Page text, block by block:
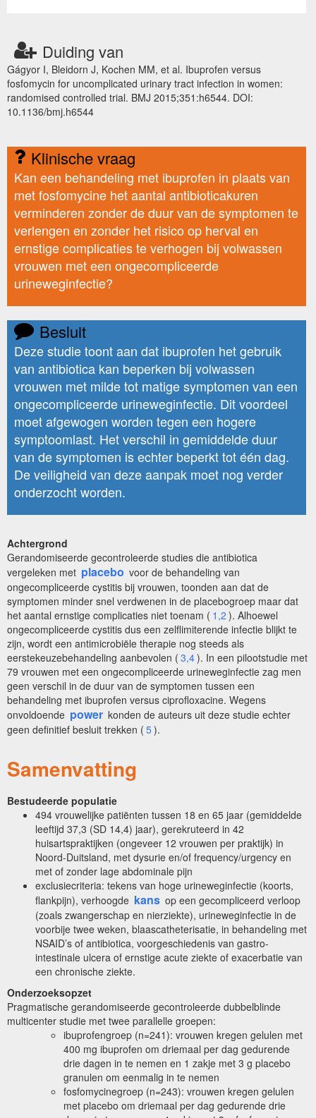
Duiding van
Gágyor I, Bleidorn J, Kochen MM, et al. Ibuprofen versus
fosfomycin for uncomplicated urinary tract infection in women:
randomised controlled trial. BMJ 2015;351:h6544. DOI:
10.1136/bmj.h6544
Klinische vraag
Kan een behandeling met ibuprofen in plaats van
met fosfomycine het aantal antibioticakuren
verminderen zonder de duur van de symptomen te
verlengen en zonder het risico op herval en
ernstige complicaties te verhogen bij volwassen
vrouwen met een ongecompliceerde
urineweginfectie?
Besluit
Deze studie toont aan dat ibuprofen het gebruik
van antibiotica kan beperken bij volwassen
vrouwen met milde tot matige symptomen van een
ongecompliceerde urineweginfectie. Dit voordeel
moet afgewogen worden tegen een hogere
symptoomlast. Het verschil in gemiddelde duur
van de symptomen is echter beperkt tot één dag.
De veiligheid van deze aanpak moet nog verder
onderzocht worden.
Achtergrond
Gerandomiseerde gecontroleerde studies die antibiotica
vergeleken met placebo voor de behandeling van
ongecompliceerde cystitis bij vrouwen, toonden aan dat de
symptomen minder snel verdwenen in de placebogroep maar dat
het aantal ernstige complicaties niet toenam ( 1,2 ). Alhoewel
ongecompliceerde cystitis dus een zelflimiterende infectie blijkt te
zijn, wordt een antimicrobiële therapie nog steeds als
eerstekeuzebehandeling aanbevolen ( 3,4). In een pilootstudie met
79 vrouwen met een ongecompliceerde urineweginfectie zag men
geen verschil in de duur van de symptomen tussen een
behandeling met ibuprofen versus ciprofloxacine. Wegens
onvoldoende power konden de auteurs uit deze studie echter
geen definitief besluit trekken ( 5).
Samenvatting
Bestudeerde populatie
494 vrouwelijke patiënten tussen 18 en 65 jaar (gemiddelde
leeftijd 37,3 (SD 14,4) jaar), gerekruteerd in 42
huisartspraktijken (ongeveer 12 vrouwen per praktijk) in
Noord-Duitsland, met dysurie en/of frequency/urgency en
met of zonder lage abdominale pijn
exclusiecriteria: tekens van hoge urineweginfectie (koorts,
flankpijn), verhoogde kans op een gecompliceerd verloop
(zoals zwangerschap en nierziekte), urineweginfectie in de
voorbije twee weken, blaascatheterisatie, in behandeling met
NSAID’s of antibiotica, voorgeschiedenis van gastro-
intestinale ulcera of ernstige acute ziekte of exacerbatie van
een chronische ziekte.
Onderzoeksopzet
Pragmatische gerandomiseerde gecontroleerde dubbelblinde
multicenter studie met twee parallelle groepen:
ibuprofengroep (n=241): vrouwen kregen gelulen met
400 mg ibuprofen om driemaal per dag gedurende
drie dagen in te nemen en 1 zakje met 3 g placebo
granulen om eenmalig in te nemen
fosfomycinegroep (n=243): vrouwen kregen gelulen
met placebo om driemaal per dag gedurende drie